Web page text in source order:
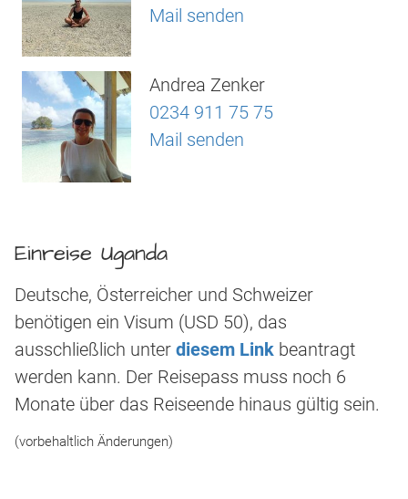
Mail senden
Andrea Zenker
0234 911 75 75
Mail senden
Einreise Uganda
Deutsche, Österreicher und Schweizer
benötigen ein Visum (USD 50), das
ausschließlich unter diesem Link beantragt
werden kann. Der Reisepass muss noch 6
Monate über das Reiseende hinaus gültig sein.
(vorbehaltlich Änderungen)